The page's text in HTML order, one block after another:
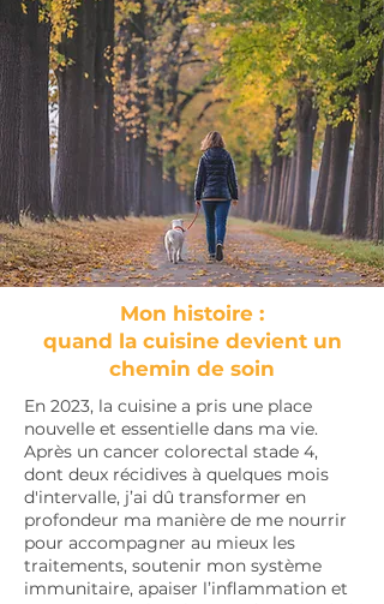
Mon histoire :
quand la cuisine devient un
chemin de soin
En 2023, la cuisine a pris une place
nouvelle et essentielle dans ma vie.
Après un cancer colorectal stade 4,
dont deux récidives à quelques mois
d'intervalle, j’ai dû transformer en
profondeur ma manière de me nourrir
pour accompagner au mieux les
traitements, soutenir mon système
immunitaire, apaiser l’inflammation et